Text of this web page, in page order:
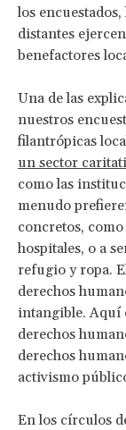
los
distantes
benefactores
Una de las
nuestros
filantrópicas
un sector
como las
menudo
concretos,
hospitales, o a
refugio y ropa.
derechos
intangible. Aquí
derechos
derechos
activismo
En los círculos